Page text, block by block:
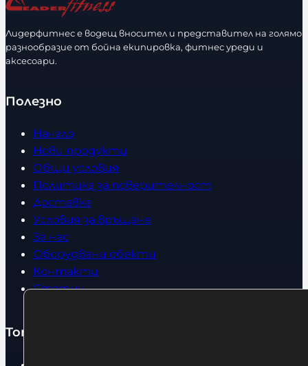
е
т
в
Лидерфитнес е водещ вносител и представител на голямо
разнообразие от бойна екипировка, фитнес уреди и
аксесоари.
Полезно
Начало
Нови продукти
Общи условия
Политика за поверителност
Доставка
Условия за връщане
За нас
Оборудвани обекти
Контакти
Статии
Топ категории